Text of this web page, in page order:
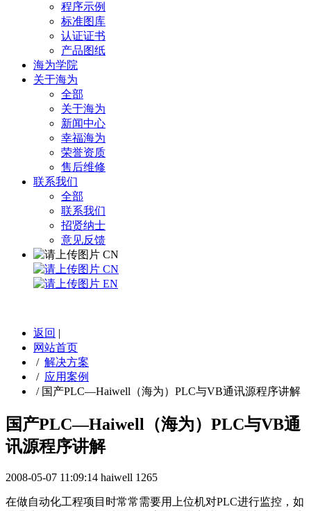
程序示例
标准图库
认证证书
产品图纸
海为学院
关于海为
全部
关于海为
新闻中心
幸福海为
荣誉资质
售后维修
联系我们
全部
联系我们
招贤纳士
意见反馈
CN
CN
EN
返回 |
网站首页
/ 解决方案
/ 应用案例
/ 国产PLC—Haiwell（海为）PLC与VB通讯源程序讲解
国产PLC—Haiwell（海为）PLC与VB通
讯源程序讲解
2008-05-07 11:09:14 haiwell 1265
在做自动化工程项目时常常需要用上位机对PLC进行监控，如